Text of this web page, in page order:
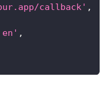
callback' ,
,